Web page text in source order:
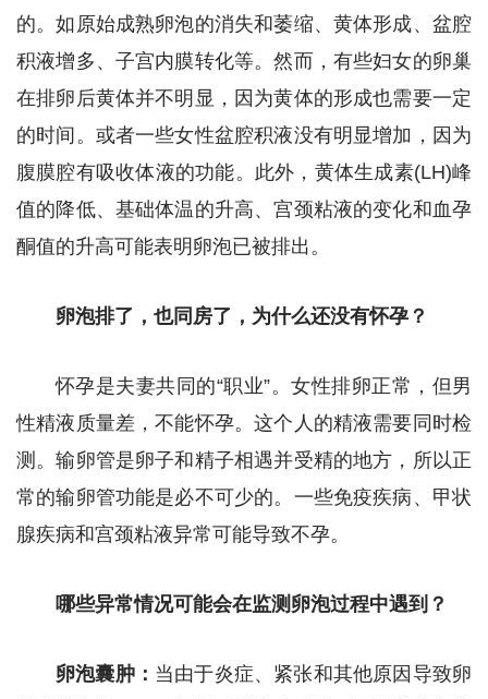
的。如原始成熟卵泡的消失和萎缩、黄体形成、盆腔
积液增多、子宫内膜转化等。然而，有些妇女的卵巢
在排卵后黄体并不明显，因为黄体的形成也需要一定
的时间。或者一些女性盆腔积液没有明显增加，因为
腹膜腔有吸收体液的功能。此外，黄体生成素(LH)峰
值的降低、基础体温的升高、宫颈粘液的变化和血孕
酮值的升高可能表明卵泡已被排出。
卵泡排了，也同房了，为什么还没有怀孕？
怀孕是夫妻共同的“职业”。女性排卵正常，但男
性精液质量差，不能怀孕。这个人的精液需要同时检
测。输卵管是卵子和精子相遇并受精的地方，所以正
常的输卵管功能是必不可少的。一些免疫疾病、甲状
腺疾病和宫颈粘液异常可能导致不孕。
哪些异常情况可能会在监测卵泡过程中遇到？
卵泡囊肿： 当由于炎症、紧张和其他原因导致卵